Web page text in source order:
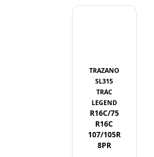
TRAZANO
SL315
TRAC
LEGEND
R16C/75
R16C
107/105R
8PR